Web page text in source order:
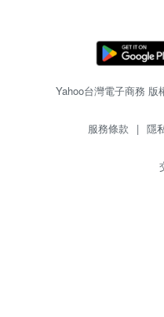
Yahoo台灣電子商務
服務條款 | 隱